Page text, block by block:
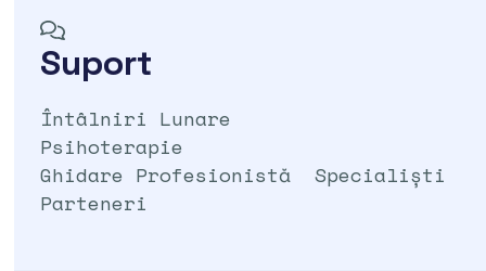
Suport
Întâlniri Lunare
Psihoterapie
Ghidare Profesionistă Specialiști
Parteneri